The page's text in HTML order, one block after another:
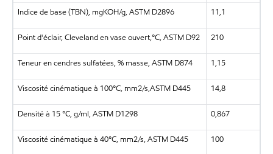
Indice de base (TBN), mgKOH/g, ASTM D2896 11,1
Point d'éclair, Cleveland en vase ouvert,°C, ASTM D92 210
Teneur en cendres sulfatées, % masse, ASTM D874 1,15
Viscosité cinématique à 100°C, mm2/s,ASTM D445 14,8
Densité à 15 °C, g/ml, ASTM D1298 0,867
Viscosité cinématique à 40°C, mm2/s, ASTM D445 100